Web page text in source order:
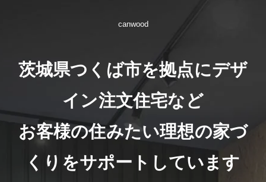
canwood
茨城県つくば市を拠点にデザ
イン注文住宅など
お客様の住みたい理想の家づ
くりをサポートしています